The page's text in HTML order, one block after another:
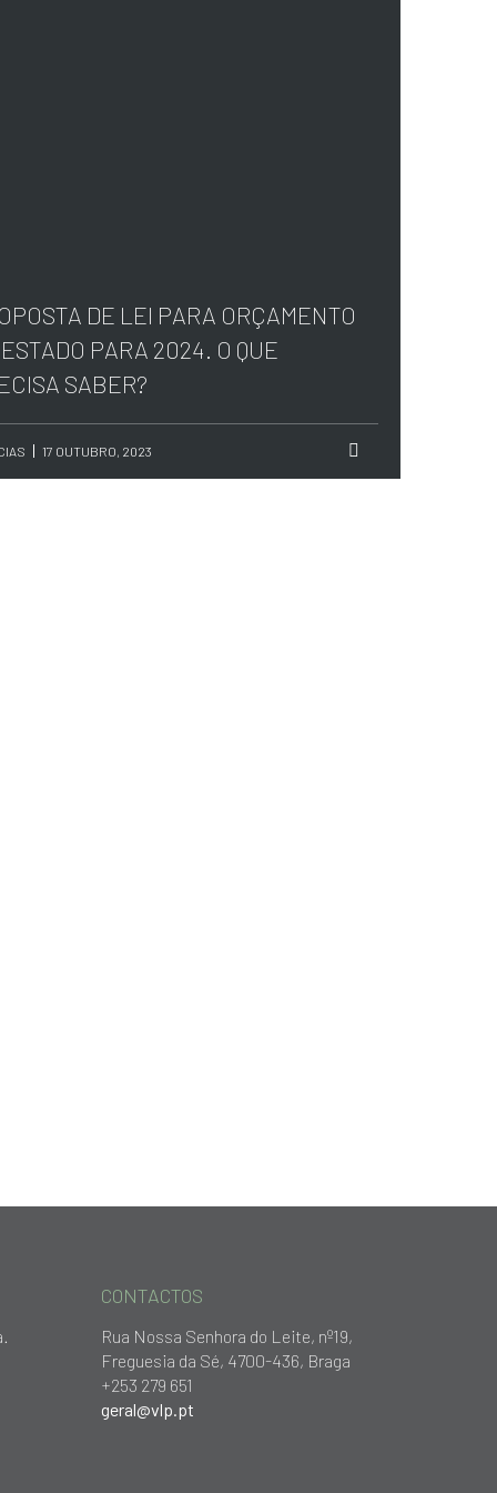
DE LEI PARA ORÇAMENTO
PARA 2024. O QUE
SABER?
17 OUTUBRO, 2023
CONTACTOS
Rua Nossa Senhora do Leite, nº19,
Freguesia da Sé, 4700-436, Braga
+253 279 651
geral@vlp.pt